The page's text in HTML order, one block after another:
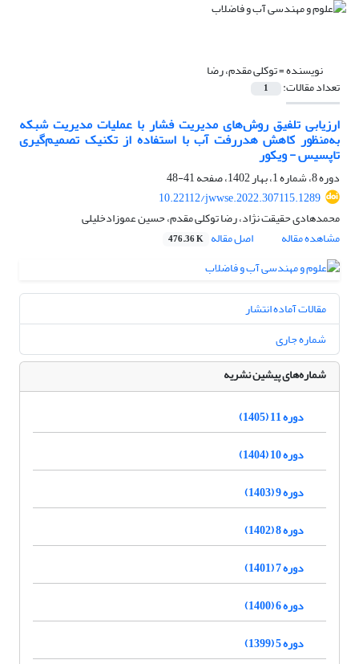
نویسنده =توکلی مقدم، رضا
تعداد مقالات: 1
ارزیابی تلفیق روش‌های مدیریت فشار با عملیات مدیریت شبکه
به‌منظور کاهش هدررفت آب با استفاده از تکنیک تصمیم‌گیری
تاپسیس - ویکور
دوره 8، شماره 1، بهار 1402، صفحه
41-48
10.22112/jwwse.2022.307115.1289
محمدهادی حقیقت نژاد، رضا توکلی مقدم، حسین عموزادخلیلی
مشاهده مقاله
اصل مقاله 476.36 K
مقالات آماده انتشار
شماره جاری
شماره‌های پیشین نشریه
دوره 11 (1405)
دوره 10 (1404)
دوره 9 (1403)
دوره 8 (1402)
دوره 7 (1401)
دوره 6 (1400)
دوره 5 (1399)